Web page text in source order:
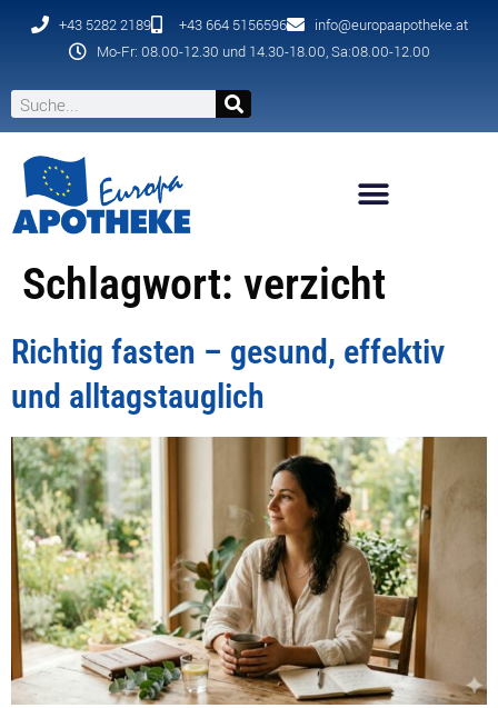
+43 5282 2189 +43 664 5156596
info@europaapotheke.at
Mo-Fr: 08.00-12.30 und 14.30-18.00, Sa:08.00-12.00
Schlagwort: verzicht
Richtig fasten – gesund, effektiv
und alltagstauglich